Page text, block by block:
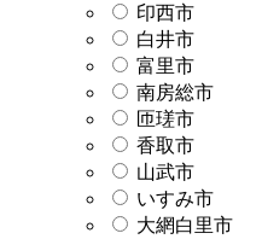
印西市
白井市
富里市
南房総市
匝瑳市
香取市
山武市
いすみ市
大網白里市